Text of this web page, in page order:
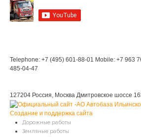
Telephone: +7 (495) 601-88-01 Mobile: +7 963
485-04-47
127204 Россия, Москва Дмитровское шоссе
Создание и поддержка сайта
Дорожные работы
Земляные работы